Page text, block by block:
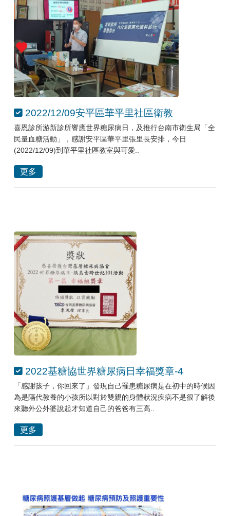
2022/12/09安平區華平里社區衛教
喜恩診所游新診所響應世界糖尿病日，及推行台南市衛生局「全
民量血糖活動」，感謝安平區華平里張里長安排，今日
(2022/12/09)到華平里社區教室與可愛..
更多
2022基糖協世界糖尿病日幸福獎章-4
「感謝孩子，你回來了」發現自己罹患糖尿病是在初中的時候因
為是隔代教養的小孩所以對於雙親的身體狀況疾病不是很了解後
來聽外公外婆說起才知道自己的爸爸有三高..
更多